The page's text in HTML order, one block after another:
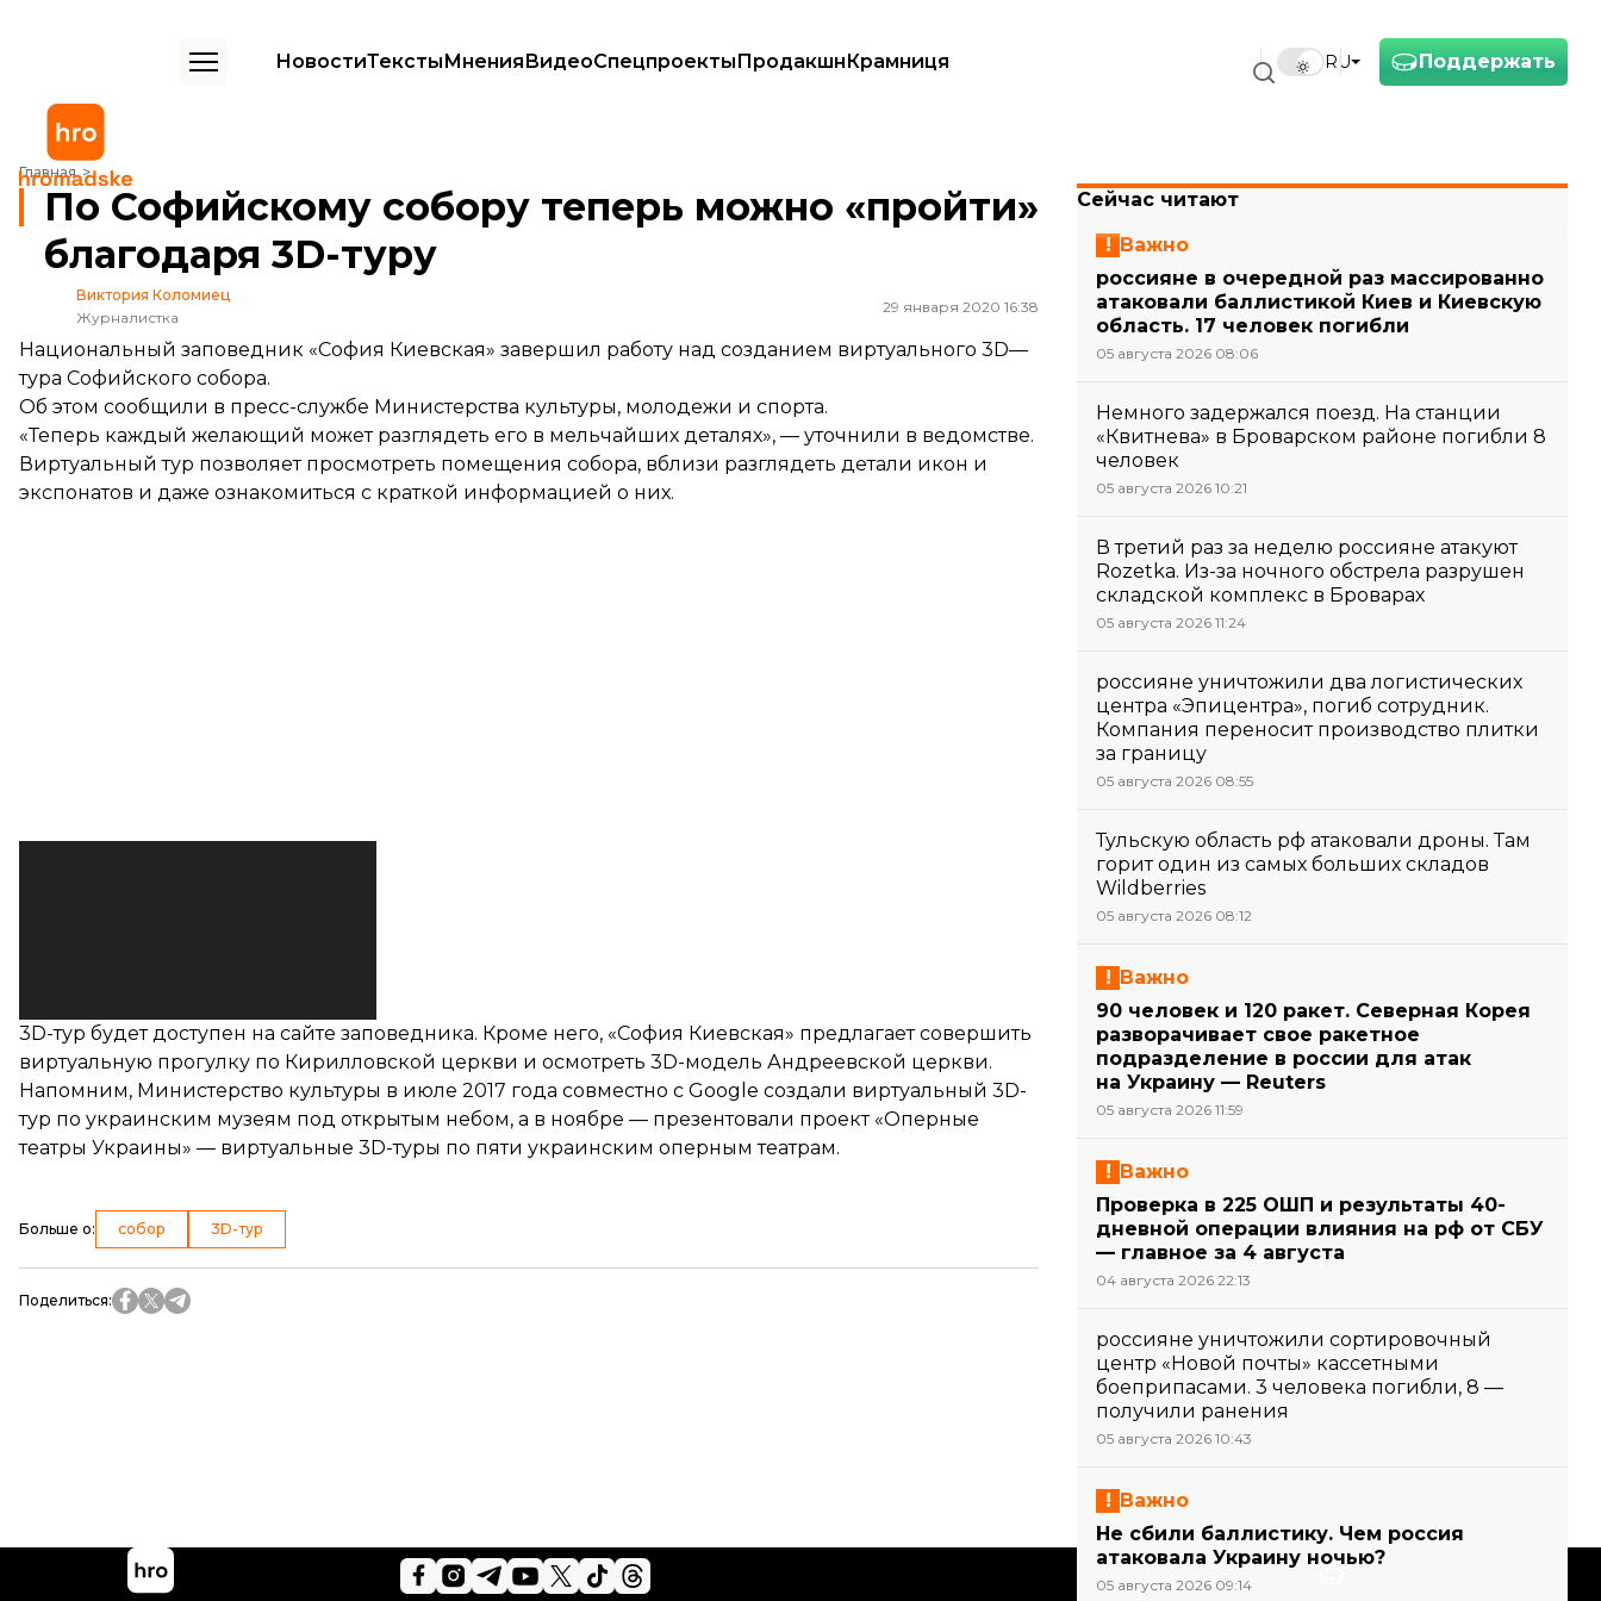
Поддержать
RU
НовостиТекстыМненияВидеоСпецпроектыПродакшнКрамниця
Главная
По Софийскому собору теперь можно «пройти» благодаря 3D-туру
По Софийскому собору теперь можно «пройти»
благодаря 3D-туру
Виктория Коломиец
Журналистка
29 января 2020 16:38
Национальный заповедник «София Киевская» завершил работу над созданием виртуального 3D—
тура Софийского собора.
Об этом сообщили в пресс-службе Министерства культуры, молодежи и спорта.
«Теперь каждый желающий может разглядеть его в мельчайших деталях», — уточнили в ведомстве.
Виртуальный тур позволяет просмотреть помещения собора, вблизи разглядеть детали икон и
экспонатов и даже ознакомиться с краткой информацией о них.
3D-тур будет доступен на сайте заповедника. Кроме него, «София Киевская» предлагает совершить
виртуальную прогулку по Кирилловской церкви и осмотреть 3D-модель Андреевской церкви.
Напомним, Министерство культуры в июле 2017 года совместно с Google создали виртуальный 3D-
тур по украинским музеям под открытым небом, а в ноябре — презентовали проект «Оперные
театры Украины» — виртуальные 3D-туры по пяти украинским оперным театрам.
Больше о: собор 3D-тур
Поделиться:
Сейчас читают
Важно
россияне в очередной раз массированно
атаковали баллистикой Киев и Киевскую
область. 17 человек погибли
05 августа 2026 08:06
Немного задержался поезд. На станции
«Квитнева» в Броварском районе погибли 8
человек
05 августа 2026 10:21
В третий раз за неделю россияне атакуют
Rozetka. Из-за ночного обстрела разрушен
складской комплекс в Броварах
05 августа 2026 11:24
россияне уничтожили два логистических
центра «Эпицентра», погиб сотрудник.
Компания переносит производство плитки
за границу
05 августа 2026 08:55
Тульскую область рф атаковали дроны. Там
горит один из самых больших складов
Wildberries
05 августа 2026 08:12
Важно
90 человек и 120 ракет. Северная Корея
разворачивает свое ракетное
подразделение в россии для атак
на Украину — Reuters
05 августа 2026 11:59
Важно
Проверка в 225 ОШП и результаты 40-
дневной операции влияния на рф от СБУ
— главное за 4 августа
04 августа 2026 22:13
россияне уничтожили сортировочный
центр «Новой почты» кассетными
боеприпасами. 3 человека погибли, 8 —
получили ранения
05 августа 2026 10:43
Важно
Не сбили баллистику. Чем россия
атаковала Украину ночью?
05 августа 2026 09:14